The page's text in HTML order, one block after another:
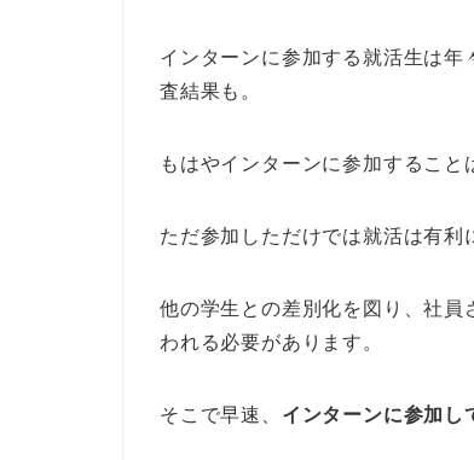
インターンに参加する就活生は
査結果も。
もはやインターンに参加すること
ただ参加しただけでは就活は有利
他の学生との差別化を図り、社
われる必要があります。
そこで早速、 インターンに参加し